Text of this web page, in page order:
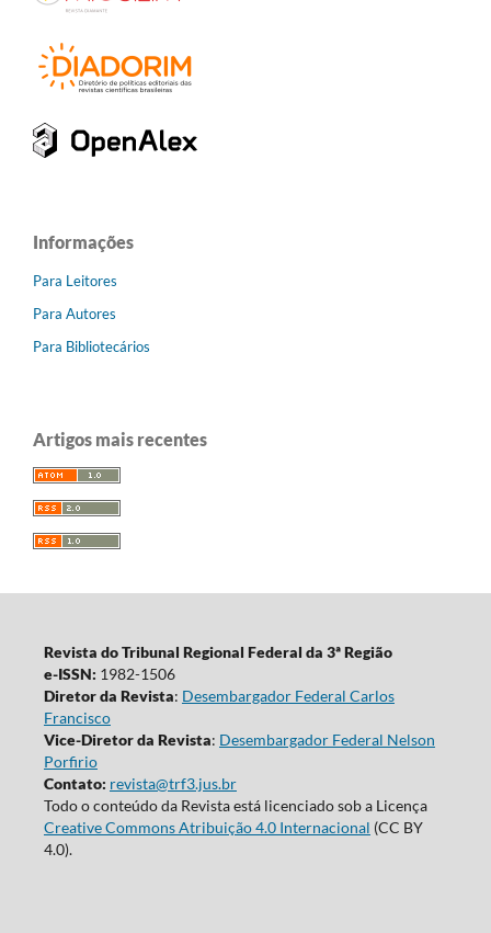
Informações
Para Leitores
Para Autores
Para Bibliotecários
Artigos mais recentes
Revista do Tribunal Regional Federal da 3ª Região
e-ISSN: 1982-1506
Diretor da Revista: Desembargador Federal Carlos
Francisco
Vice-Diretor da Revista: Desembargador Federal Nelson
Porfirio
Contato: revista@trf3.jus.br
Todo o conteúdo da Revista está licenciado sob a Licença
Creative Commons Atribuição 4.0 Internacional (CC BY
4.0).